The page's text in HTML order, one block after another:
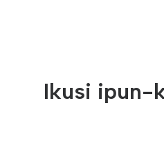
Ikusi ipun-